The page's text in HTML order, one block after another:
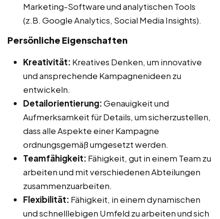
Marketing-Software und analytischen Tools
(z.B. Google Analytics, Social Media Insights).
Persönliche Eigenschaften
Kreativität: Kreatives Denken, um innovative
und ansprechende Kampagnenideen zu
entwickeln.
Detailorientierung:Genauigkeit und
Aufmerksamkeit für Details, um sicherzustellen,
dass alle Aspekte einer Kampagne
ordnungsgemäß umgesetzt werden.
Teamfähigkeit: Fähigkeit, gut in einem Team zu
arbeiten und mit verschiedenen Abteilungen
zusammenzuarbeiten.
Flexibilität: Fähigkeit, in einem dynamischen
und schnelllebigen Umfeld zu arbeiten und sich